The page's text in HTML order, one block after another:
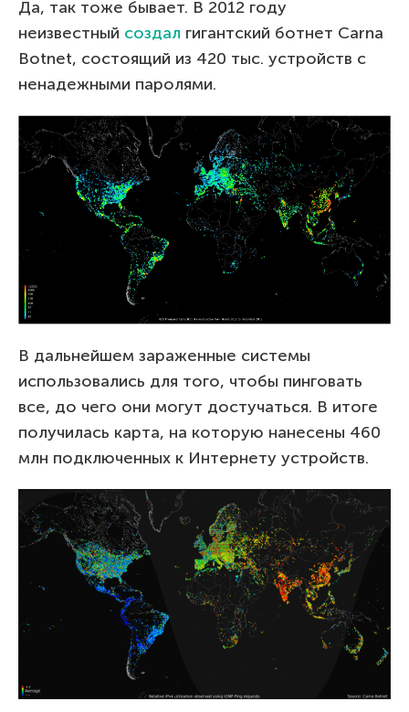
Да, так тоже бывает. В 2012 году
неизвестный создал гигантский ботнет Carna
Botnet, состоящий из 420 тыс. устройств с
ненадежными паролями.
В дальнейшем зараженные системы
использовались для того, чтобы пинговать
все, до чего они могут достучаться. В итоге
получилась карта, на которую нанесены 460
млн подключенных к Интернету устройств.